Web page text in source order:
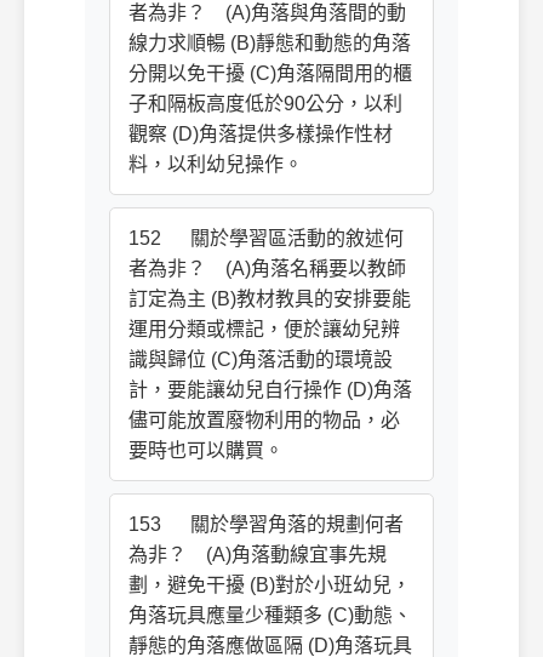
者為非？ (A)角落與角落間的動
線力求順暢 (B)靜態和動態的角落
分開以免干擾 (C)角落隔間用的櫃
子和隔板高度低於90公分，以利
觀察 (D)角落提供多樣操作性材
料，以利幼兒操作。
152 關於學習區活動的敘述何
者為非？ (A)角落名稱要以教師
訂定為主 (B)教材教具的安排要能
運用分類或標記，便於讓幼兒辨
識與歸位 (C)角落活動的環境設
計，要能讓幼兒自行操作 (D)角落
儘可能放置廢物利用的物品，必
要時也可以購買。
153 關於學習角落的規劃何者
為非？ (A)角落動線宜事先規
劃，避免干擾 (B)對於小班幼兒，
角落玩具應量少種類多 (C)動態、
靜態的角落應做區隔 (D)角落玩具